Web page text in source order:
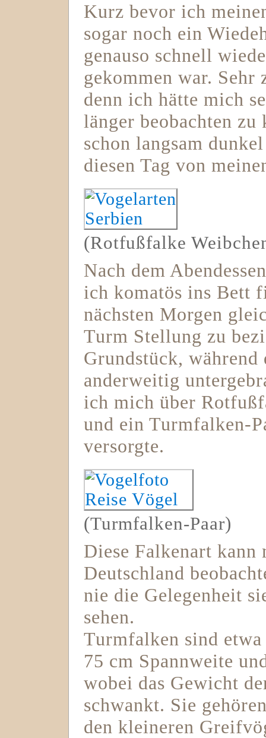
Kurz bevor ich
sogar noch ein
genauso schnell
gekommen war. Sehr
denn ich hätte mich
länger beobachten
schon langsam
diesen Tag von
(Rotfußfalke
Nach dem
ich komatös ins Bett
nächsten Morgen
Turm Stellung zu
Grundstück, während
anderweitig
ich mich über
und ein Turmfalken-
versorgte.
(Turmfalken-Paar)
Diese Falkenart kann
Deutschland
nie die Gelegenheit
sehen.
Turmfalken sind
75 cm Spannweite
wobei das Gewicht
schwankt. Sie
den kleineren